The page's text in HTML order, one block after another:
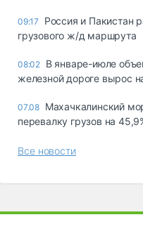
09:17
Россия и Пакистан
грузового ж/д маршрута
08:02 В январе-июле
железной дороге вырос
07.08 Махачкалинский
перевалку грузов на
Все новости